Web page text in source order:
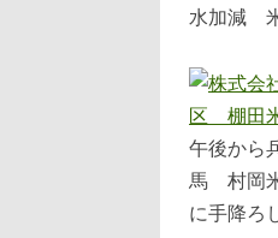
水加減
午後から
馬 村
に手降ろ